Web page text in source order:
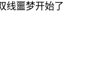
线噩梦开始了